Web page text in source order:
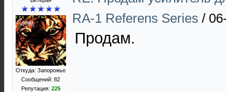
Откуда: Запорожье
Сообщений: 82
Репутация: 225
RA-1 Referens Series /
Продам.